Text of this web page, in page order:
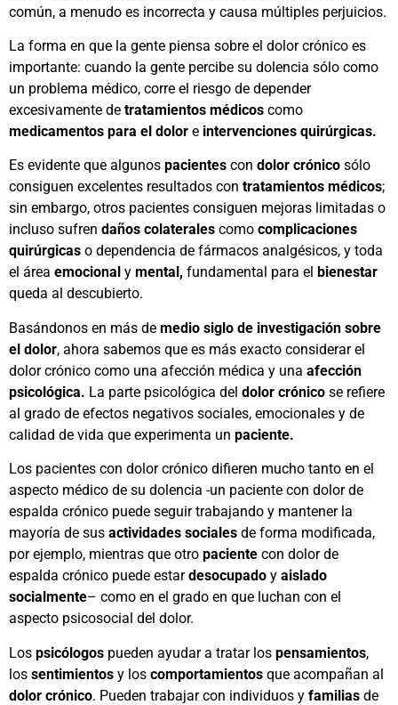
común, a menudo es incorrecta y causa múltiples perjuicios.
La forma en que la gente piensa sobre el dolor crónico es
importante: cuando la gente percibe su dolencia sólo como
un problema médico, corre el riesgo de depender
excesivamente de tratamientos médicos como
medicamentos para el dolor e intervenciones quirúrgicas.
Es evidente que algunos pacientes con dolor crónico sólo
consiguen excelentes resultados con tratamientos médicos;
sin embargo, otros pacientes consiguen mejoras limitadas o
incluso sufren daños colaterales como complicaciones
quirúrgicas o dependencia de fármacos analgésicos, y toda
el área emocional y mental, fundamental para el bienestar
queda al descubierto.
Basándonos en más de medio siglo de investigación sobre
el dolor, ahora sabemos que es más exacto considerar el
dolor crónico como una afección médica y una afección
psicológica. La parte psicológica del dolor crónico se refiere
al grado de efectos negativos sociales, emocionales y de
calidad de vida que experimenta un paciente.
Los pacientes con dolor crónico difieren mucho tanto en el
aspecto médico de su dolencia -un paciente con dolor de
espalda crónico puede seguir trabajando y mantener la
mayoría de sus actividades sociales de forma modificada,
por ejemplo, mientras que otro paciente con dolor de
espalda crónico puede estardesocupado y aislado
socialmente– como en el grado en que luchan con el
aspecto psicosocial del dolor.
Los psicólogos pueden ayudar a tratar los pensamientos,
los sentimientos y los comportamientos que acompañan al
dolor crónico. Pueden trabajar con individuos y familias de